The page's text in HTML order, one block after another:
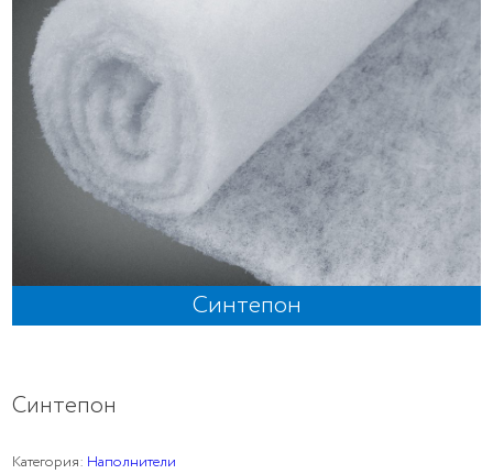
Синтепон
Синтепон
Категория: Наполнители